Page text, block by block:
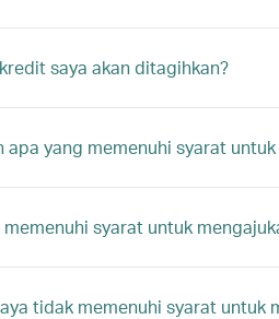
saya akan ditagihkan?
apa yang memenuhi syarat
syarat untuk
tidak memenuhi syarat untuk